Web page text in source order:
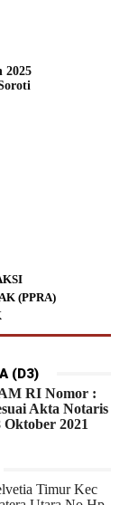
2025
(PPRA)
(D3)
RI Nomor :
Akta Notaris
2021
Timur Kec